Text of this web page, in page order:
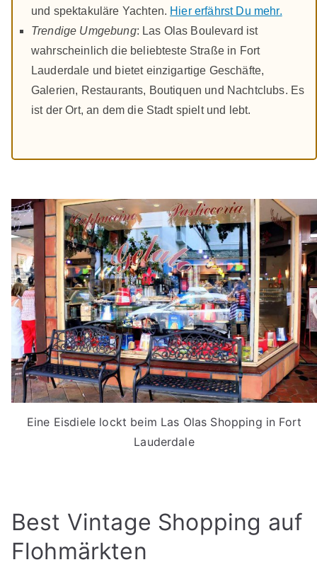
und spektakuläre Yachten. Hier erfährst Du mehr.
Trendige Umgebung: Las Olas Boulevard ist
wahrscheinlich die beliebteste Straße in Fort
Lauderdale und bietet einzigartige Geschäfte,
Galerien, Restaurants, Boutiquen und Nachtclubs. Es
ist der Ort, an dem die Stadt spielt und lebt.
Eine Eisdiele lockt beim Las Olas Shopping in Fort
Lauderdale
Best Vintage Shopping auf
Flohmärkten